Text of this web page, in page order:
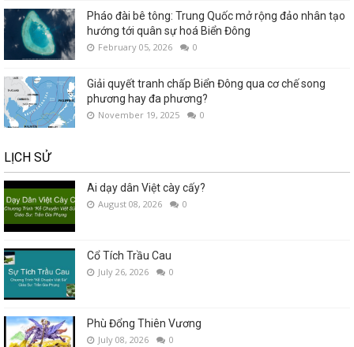
Pháo đài bê tông: Trung Quốc mở rộng đảo nhân tạo
hướng tới quân sự hoá Biển Đông
February 05, 2026 0
Giải quyết tranh chấp Biển Đông qua cơ chế song
phương hay đa phương?
November 19, 2025 0
LỊCH SỬ
Ai dạy dân Việt cày cấy?
August 08, 2026 0
Cổ Tích Trầu Cau
July 26, 2026 0
Phù Đổng Thiên Vương
July 08, 2026 0